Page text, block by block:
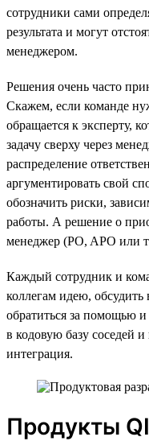
сотрудники сами
результата и могут
менеджером.
Решения очень часто
Скажем, если команде
обращается к эксперту,
задачу сверху через
распределение
аргументировать свой
обозначить риски,
работы. А решение о
менеджер (PO, APO или
Каждый сотрудник и
коллегам идею, обсудить
обратиться за помощью и
в кодовую базу соседей
интеграция.
Продукты